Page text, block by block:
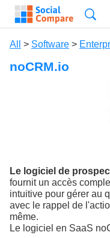
All > Software >
noCRM.io
Le logiciel de
fournit un accès
intuitive pour gérer au
avec le rappel de
même.
Le logiciel en SaaS